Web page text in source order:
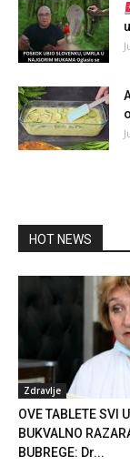
HOT NEWS
Zdravlje
OVE TABLETE SVI
BUKVALNO
BUBREGE: Dr...